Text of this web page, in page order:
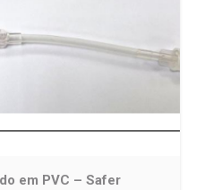
em PVC – Safer